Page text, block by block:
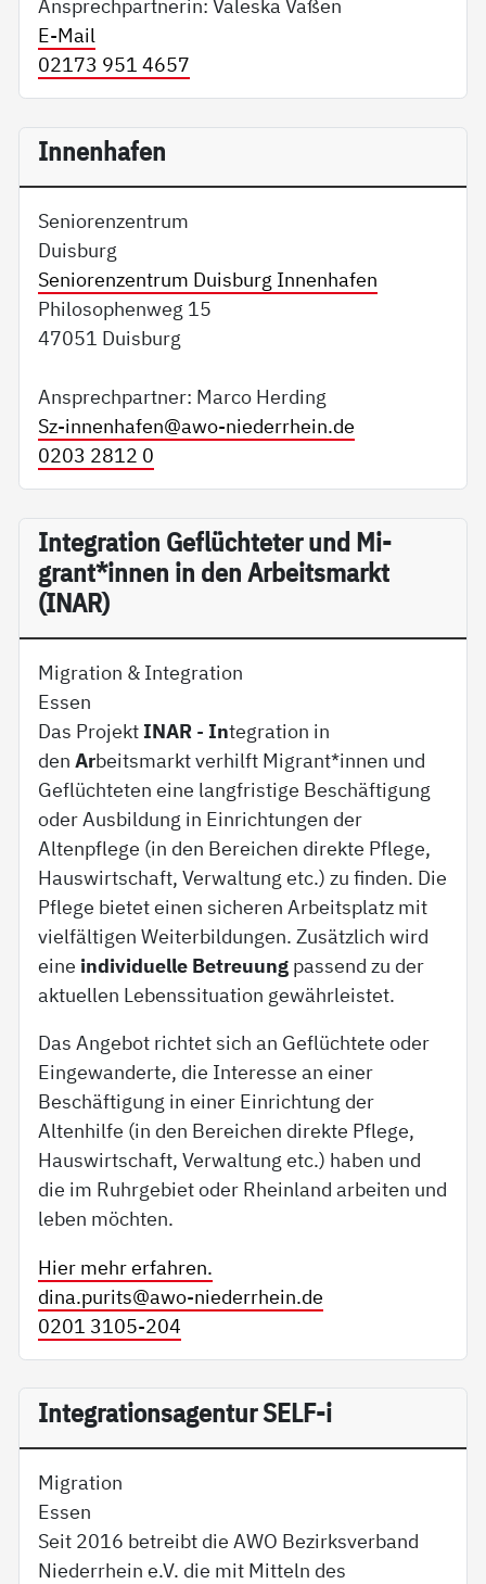
Ansprechpartnerin: Valeska Vaßen
E-Mail
02173 951 4657
Innenhafen
Seniorenzentrum
Duisburg
Seniorenzentrum Duisburg Innenhafen
Philosophenweg 15
47051 Duisburg
Ansprechpartner: Marco Herding
Sz-innenhafen@awo-niederrhein.de
0203 2812 0
In­te­g­ra­ti­on Ge­flüch­te­ter und Mi­
grant*in­nen in den Ar­beits­markt
(INAR)
Migration & Integration
Essen
Das Projekt INAR - Integration in
denArbeitsmarkt verhilft Migrant*innen und
Geflüchteten eine langfristige Beschäftigung
oder Ausbildung in Einrichtungen der
Altenpflege (in den Bereichen direkte Pflege,
Hauswirtschaft, Verwaltung etc.) zu finden. Die
Pflege bietet einen sicheren Arbeitsplatz mit
vielfältigen Weiterbildungen. Zusätzlich wird
eine individuelle Betreuung passend zu der
aktuellen Lebenssituation gewährleistet.
Das Angebot richtet sich an Geflüchtete oder
Eingewanderte, die Interesse an einer
Beschäftigung in einer Einrichtung der
Altenhilfe (in den Bereichen direkte Pflege,
Hauswirtschaft, Verwaltung etc.) haben und
die im Ruhrgebiet oder Rheinland arbeiten und
leben möchten.
Hier mehr erfahren.
dina.purits@awo-niederrhein.de
0201 3105-204
In­te­g­ra­ti­on­sa­gen­tur SELF-i
Migration
Essen
Seit 2016 betreibt die AWO Bezirksverband
Niederrhein e.V. die mit Mitteln des